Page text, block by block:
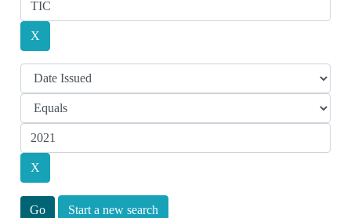
Start a new search